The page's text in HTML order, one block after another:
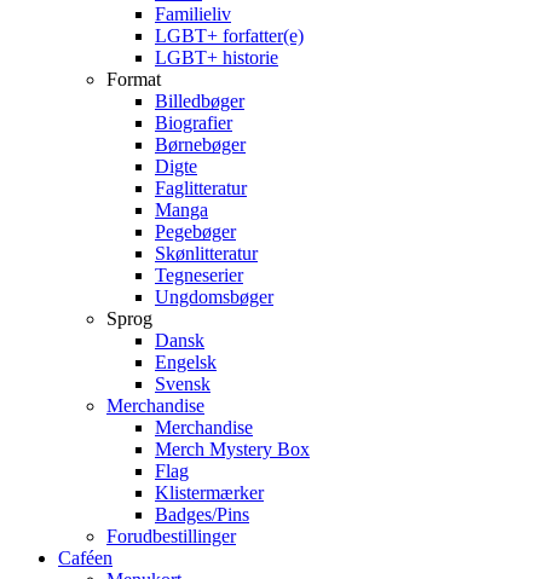
Familieliv
LGBT+ forfatter(e)
LGBT+ historie
Format
Billedbøger
Biografier
Børnebøger
Digte
Faglitteratur
Manga
Pegebøger
Skønlitteratur
Tegneserier
Ungdomsbøger
Sprog
Dansk
Engelsk
Svensk
Merchandise
Merchandise
Merch Mystery Box
Flag
Klistermærker
Badges/Pins
Forudbestillinger
Caféen